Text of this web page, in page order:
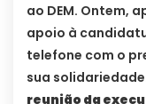
ao DEM. Ontem,
apoio à
telefone com o
sua
reunião da